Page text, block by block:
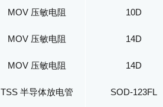
MOV 压敏电阻 10D
MOV 压敏电阻 14D
MOV 压敏电阻 14D
TSS 半导体放电管 SOD-123FL